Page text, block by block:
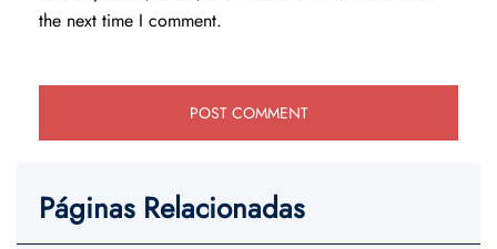
the next time I comment.
Páginas Relacionadas